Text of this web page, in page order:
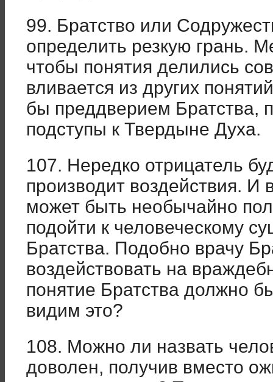
99. Братство или
определить резкую грань.
чтобы понятия делились
вливается из других
бы преддверием Братства,
подступы к Твердыне Духа.
107. Нередко отрицатель
производит воздействия. И
может быть необычайно
подойти к человеческому
Братства. Подобно врачу
воздействовать на
понятие Братства должно
видим это?
108. Можно ли назвать
доволен, получив вместо